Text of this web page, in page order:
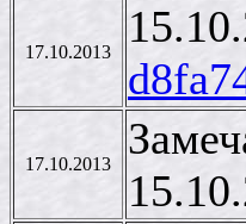
17.10.2013
17.10.2013